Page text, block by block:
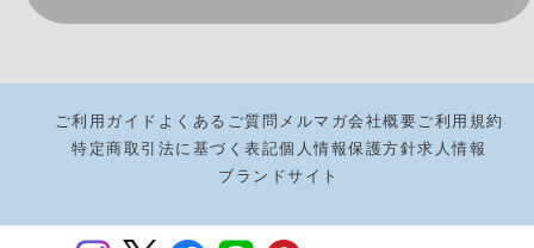
ご利用ガイド よくあるご質問 メルマガ会社概要 ご利用規約
特定商取引法に基づく表記個人情報保護方針求人情報
ブランドサイト